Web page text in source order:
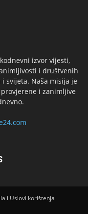
izvor vijesti,
i društvenih
svijeta. Naša misija je
i zanimljive
i Uslovi korištenja